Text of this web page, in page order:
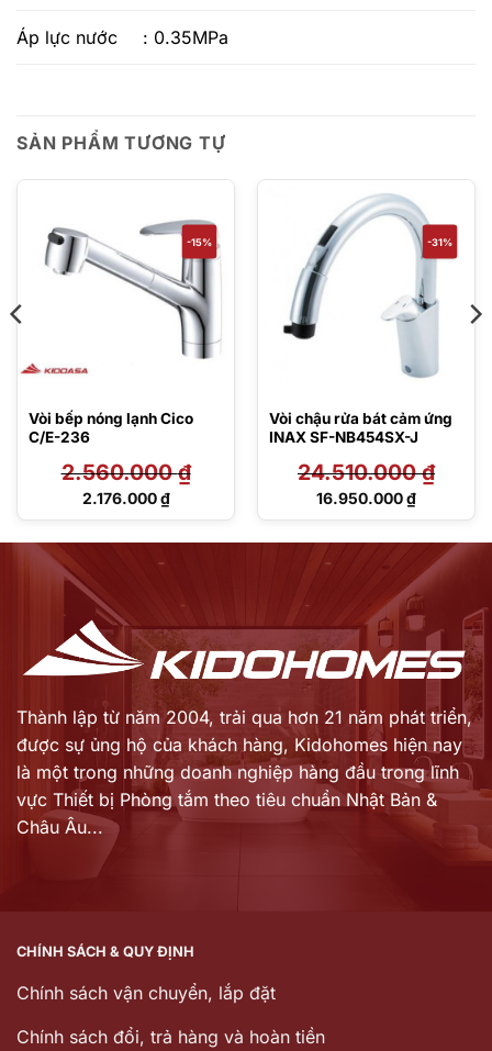
Áp lực nước : 0.35MPa
SẢN PHẨM TƯƠNG TỰ
-15%
Vòi bếp nóng lạnh Cico
C/E-236
2.560.000₫
Giá
2.176.000₫
Giá
-31%
Vòi chậu rửa bát cảm ứng
INAX SF-NB454SX-J
24.510.000₫
Giá
24.510.000 ₫.
16.950.000₫
Giá
16.950.000 ₫.
Thành lập từ năm 2004, trải qua hơn 21 năm phát triển,
được sự ủng hộ của khách hàng, Kidohomes hiện nay
là một trong những doanh nghiệp hàng đầu trong lĩnh
vực Thiết bị Phòng tắm theo tiêu chuẩn Nhật Bản &
Châu Âu...
CHÍNH SÁCH & QUY ĐỊNH
Chính sách vận chuyển, lắp đặt
Chính sách đổi, trả hàng và hoàn tiền